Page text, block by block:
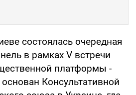
состоялась очередная
в рамках V встречи
платформы -
Консультативной